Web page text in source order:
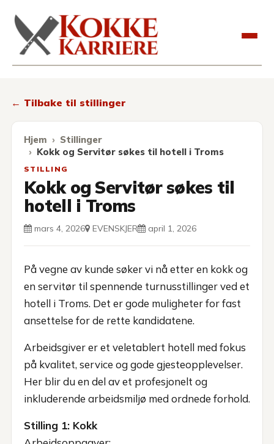
Kokkekarriere
← Tilbake til stillinger
Hjem
Stillinger
Kokk og Servitør søkes til hotell i Troms
STILLING
Kokk og Servitør søkes til
hotell i Troms
mars 4, 2026 EVENSKJER april 1, 2026
På vegne av kunde søker vi nå etter en kokk og
en servitør til spennende turnusstillinger ved et
hotell i Troms. Det er gode muligheter for fast
ansettelse for de rette kandidatene.
Arbeidsgiver er et veletablert hotell med fokus
på kvalitet, service og gode gjesteopplevelser.
Her blir du en del av et profesjonelt og
inkluderende arbeidsmiljø med ordnede forhold.
Stilling 1: Kokk